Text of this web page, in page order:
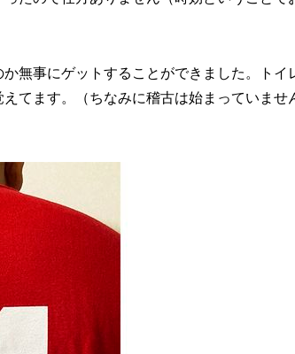
無事にゲットすることができました。トイ
てます。（ちなみに稽古は始まっていませ